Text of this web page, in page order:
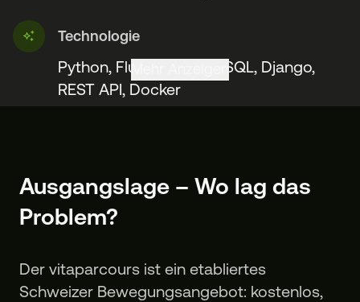
Technologie
Python, Flutter, PostgreSQL, Django,
REST API, Docker
Ausgangslage – Wo lag das
Problem?
Der vitaparcours ist ein etabliertes
Schweizer Bewegungsangebot: kostenlos,